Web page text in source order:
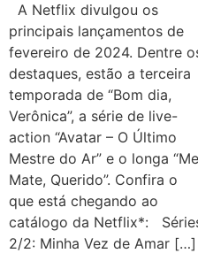
A Netflix divulgou os
principais lançamentos de
fevereiro de 2024. Dentre
destaques, estão a terceira
temporada de “Bom dia,
Verônica”, a série de live-
action “Avatar – O Último
Mestre do Ar” e o longa “Me
Mate, Querido”. Confira o
que está chegando ao
catálogo da Netflix*:
2/2: Minha Vez de Amar […]